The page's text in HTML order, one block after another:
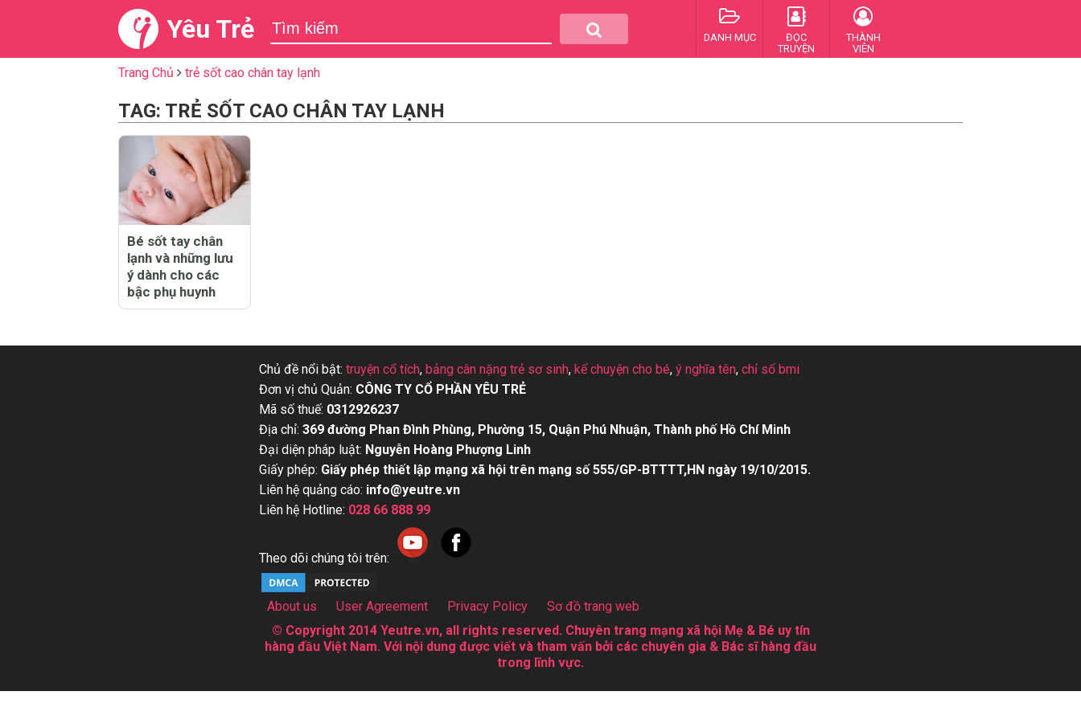
Yêu Trẻ DANH MỤC
ĐỌC
TRUYỆN
THÀNH
VIÊN
Trang Chủ trẻ sốt cao chân tay lạnh
TAG: TRẺ SỐT CAO CHÂN TAY LẠNH
Bé sốt tay chân
lạnh và những lưu
ý dành cho các
bậc phụ huynh
Chủ đề nổi bật: truyện cổ tích, bảng cân nặng trẻ sơ sinh, kể chuyện cho bé, ý nghĩa tên, chỉ số bmi
Đơn vị chủ Quản: CÔNG TY CỔ PHẦN YÊU TRẺ
Mã số thuế: 0312926237
Địa chỉ: 369 đường Phan Đình Phùng, Phường 15, Quận Phú Nhuận, Thành phố Hồ Chí Minh
Đại diện pháp luật: Nguyễn Hoàng Phượng Linh
Giấy phép: Giấy phép thiết lập mạng xã hội trên mạng số 555/GP-BTTTT,HN ngày 19/10/2015.
Liên hệ quảng cáo: info@yeutre.vn
Liên hệ Hotline: 028 66 888 99
Theo dõi chúng tôi trên:
About us User Agreement Privacy Policy
Sơ đồ trang web
© Copyright 2014 Yeutre.vn, all rights reserved. Chuyên trang mạng xã hội Mẹ & Bé uy tín
hàng đầu Việt Nam. Với nội dung được viết và tham vấn bởi các chuyên gia & Bác sĩ hàng đầu
trong lĩnh vực.